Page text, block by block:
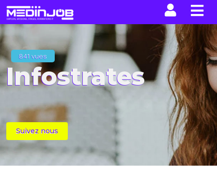
841 vues
Infostrates
Suivez nous